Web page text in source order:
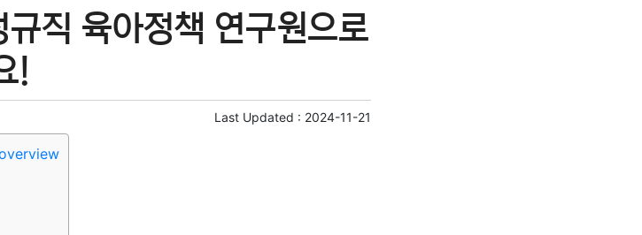
직 육아정책 연구원으로
!
Last Updated : 2024-11-21